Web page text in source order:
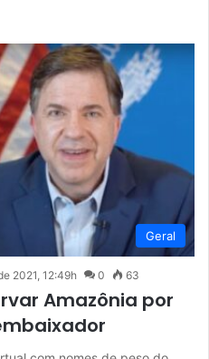
Geral
2021, 12:49h 0 63
Amazônia por